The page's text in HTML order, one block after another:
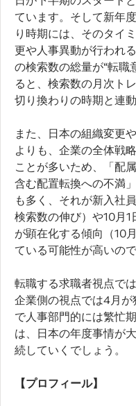
ています。そして新年
り時期には、そのタイ
更や人事異動が行われ
の検索数の総量が“転職
ると、検索数の月次ト
切り換わりの時期と連
また、日本の組織変更
よりも、企業の全体戦
ことが多いため、「配
含む配置転換への不満
も多く、それが新入社
検索数の伸び）や10月
が顕在化する傾向（10
ている可能性が高いの
転職する求職者視点で
企業側の視点では4月
で人事部門的には繁忙
は、日本の年度事情が
続していくでしょう。
【プロフィール】